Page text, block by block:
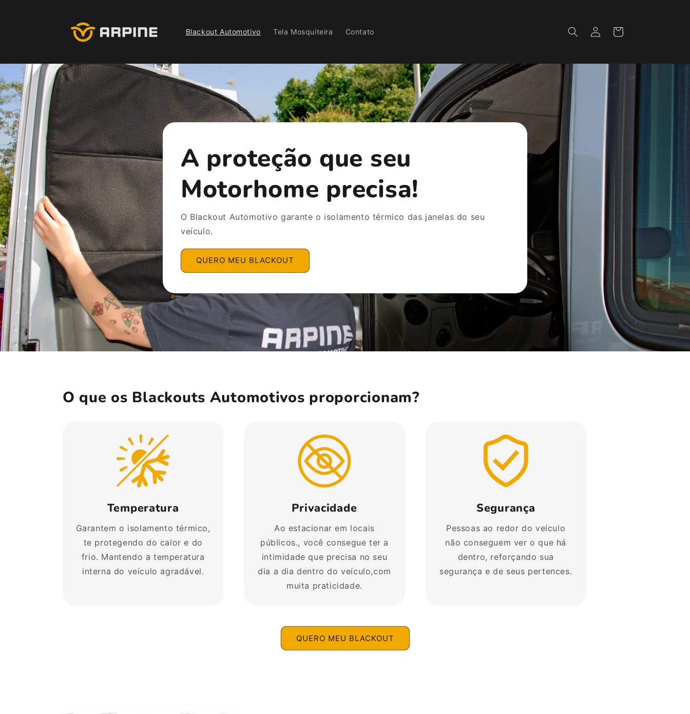
Blackout Automotivo Tela Mosquiteira Contato
Fazer
login
Carrinho
A proteção que seu
Motorhome precisa!
O Blackout Automotivo garante o isolamento térmico das janelas do seu
veículo.
QUERO MEU BLACKOUT
O que os Blackouts Automotivos proporcionam?
Temperatura
Garantem o isolamento térmico,
te protegendo do calor e do
frio. Mantendo a temperatura
interna do veículo agradável.
Privacidade
Ao estacionar em locais
públicos., você consegue ter a
intimidade que precisa no seu
dia a dia dentro do veículo,com
muita praticidade.
Segurança
Pessoas ao redor do veículo
não conseguem ver o que há
dentro, reforçando sua
segurança e de seus pertences.
QUERO MEU BLACKOUT